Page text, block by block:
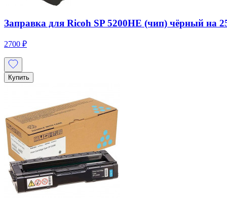
Заправка для Ricoh SP 5200HE (чип) чёрный на
2700 ₽
Купить